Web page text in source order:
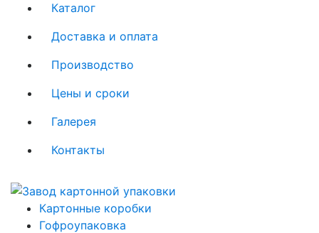
Каталог
Доставка и оплата
Производство
Цены и сроки
Галерея
Контакты
Картонные коробки
Гофроупаковка